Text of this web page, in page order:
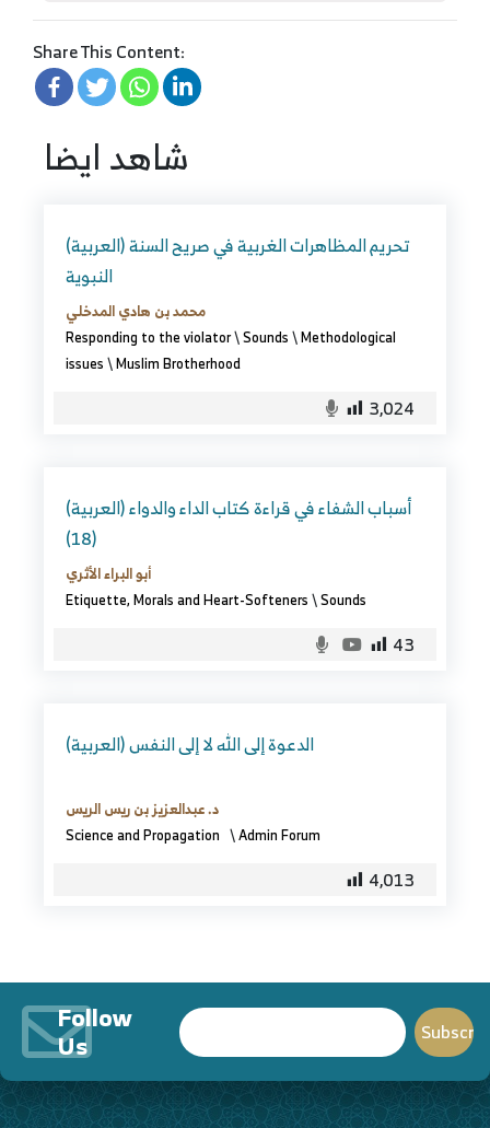
Share This Content:
شاهد ايضا
(العربية) تحريم المظاهرات الغربية في صريح السنة
النبوية
محمد بن هادي المدخلي
Responding to the violator\Sounds\Methodological
issues\Muslim Brotherhood
3,024
(العربية) أسباب الشفاء في قراءة كتاب الداء والدواء
(18)
أبو البراء الأثري
Etiquette, Morals and Heart-Softeners\Sounds
43
(العربية) الدعوة إلى الله لا إلى النفس
د. عبدالعزيز بن ريس الريس
Science and Propagation \Admin Forum
4,013
Follow
Us